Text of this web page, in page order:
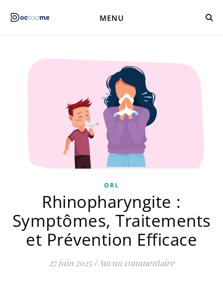
MENU
ORL
Rhinopharyngite :
Symptômes, Traitements
et Prévention Efficace
27 juin 2025 /Aucun commentaire